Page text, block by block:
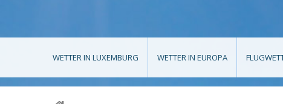
WETTER IN LUXEMBURG WETTER IN EUROPA